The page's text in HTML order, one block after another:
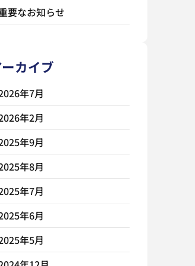
要なお知らせ
カイブ
年7月
年2月
年9月
年8月
年7月
年6月
年5月